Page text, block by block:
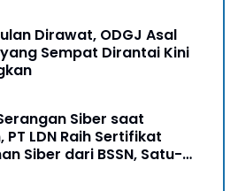
Dirawat, ODGJ Asal
Sempat Dirantai Kini
Siber saat
PT LDN Raih Sertifikat
Siber dari BSSN, Satu-